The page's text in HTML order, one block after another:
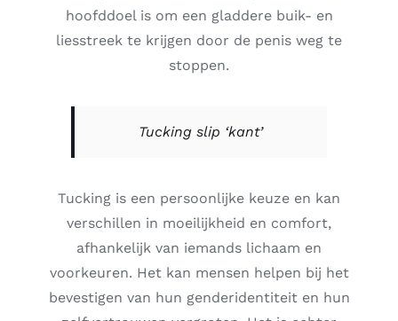
hoofddoel is om een gladdere buik- en
liesstreek te krijgen door de penis weg te
stoppen.
Tucking slip ‘kant’
Tucking is een persoonlijke keuze en kan
verschillen in moeilijkheid en comfort,
afhankelijk van iemands lichaam en
voorkeuren. Het kan mensen helpen bij het
bevestigen van hun genderidentiteit en hun